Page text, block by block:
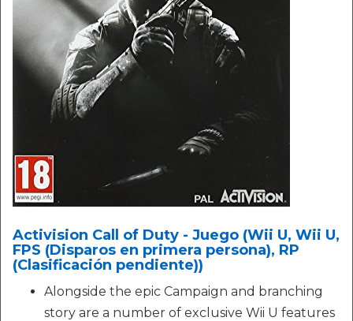
Activision Call of Duty - Juego (Wii U, Wii U,
FPS (Disparos en primera persona), RP
(Clasificación pendiente))
Alongside the epic Campaign and branching
story are a number of exclusive Wii U features